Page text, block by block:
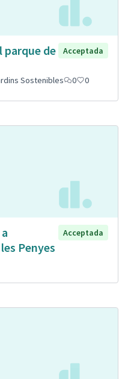
parque de
Acceptada
Sostenibles 0 0
Penyes
Acceptada